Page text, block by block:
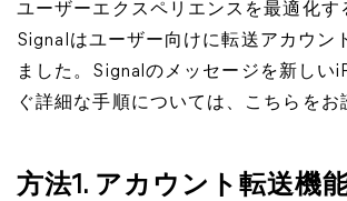
ユーザーエクスペリエンスを最適化す
Signalはユーザー向けに転送アカウン
ました。Signalのメッセージを新しい
ぐ詳細な手順については、こちらをお
方法1. アカウント転送機